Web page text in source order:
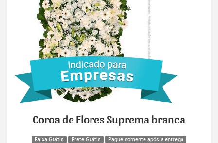
Coroa de Flores Suprema branca
Faixa Grátis Frete Grátis Pague somente após a entrega